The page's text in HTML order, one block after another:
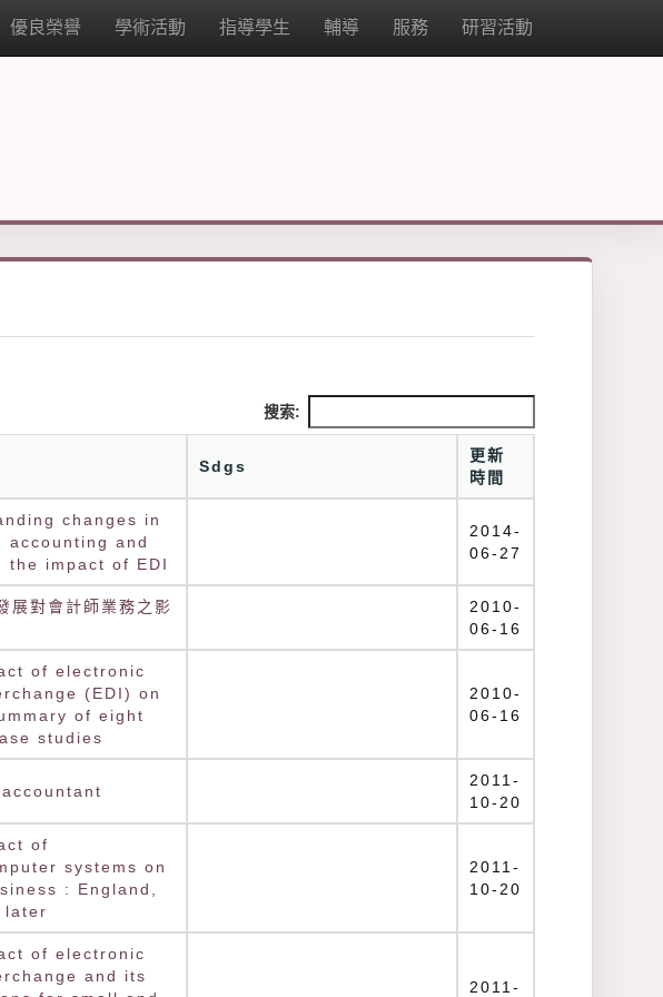
優良榮譽 學術活動 指導學生 輔導 服務 研習活動
搜索:
Sdgs
更新
時間
changes in
accounting and
the impact of EDI
2014-
06-27
展對會計師業務之影
2010-
06-16
of electronic
(EDI) on
of eight
studies
2010-
06-16
2011-
10-20
of
systems on
: England,
later
2011-
10-20
of electronic
and its
2011-